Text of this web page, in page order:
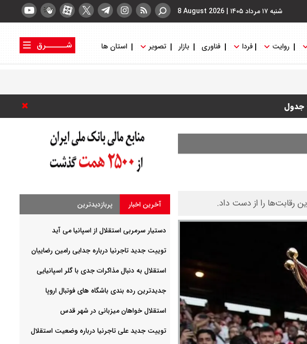
شنبه ۱۷ مرداد ۱۴۰۵ |
8 August 2026
روایت فردا فناوری بازار تصویر استان ها
شــــــرق
رقابت‌ها را از دست داد. آخرین اخبار پربازدیدترین
دستیار سرمربی استقلال از اسپانیا می آید
توییت جدید تاجرنیا درباره جدایی رامین رضاییان
استقلال به دنبال مذاکرات جدی با گلر اسپانیایی
جدیدترین رده بندی باشگاه های فوتبال اروپا
استقلال خواهان میزبانی در شهر قدس
توییت جدید علی تاجرنیا درباره وضعیت استقلال